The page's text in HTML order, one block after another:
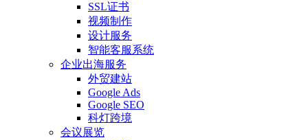
SSL证书
视频制作
设计服务
智能客服系统
企业出海服务
外贸建站
Google Ads
Google SEO
科灯跨境
会议展览